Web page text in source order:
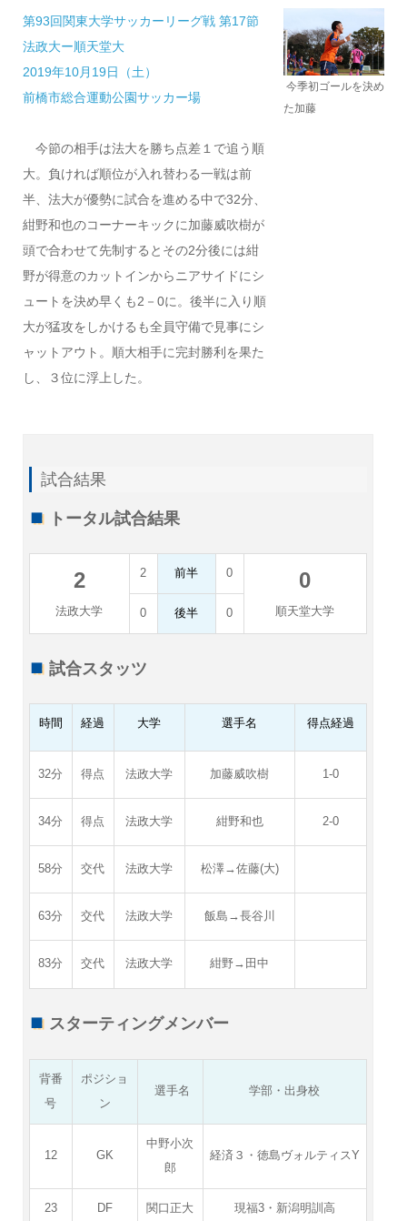
第93回関東大学サッカーリーグ戦 第17節
法政大ー順天堂大
2019年10月19日（土）
前橋市総合運動公園サッカー場
今節の相手は法大を勝ち点差１で追う順
大。負ければ順位が入れ替わる一戦は前
半、法大が優勢に試合を進める中で32分、
紺野和也のコーナーキックに加藤威吹樹が
頭で合わせて先制するとその2分後には紺
野が得意のカットインからニアサイドにシ
ュートを決め早くも2－0に。後半に入り順
大が猛攻をしかけるも全員守備で見事にシ
ャットアウト。順大相手に完封勝利を果た
し、３位に浮上した。
今季初ゴールを決め
た加藤
試合結果
トータル試合結果
2
法政大学
2 前半 0 0
順天堂大学
0 後半 0
試合スタッツ
時間 経過 大学 選手名 得点経過
32分 得点 法政大学 加藤威吹樹 1-0
34分 得点 法政大学 紺野和也 2-0
58分 交代 法政大学 松澤→佐藤(大)
63分 交代 法政大学 飯島→長谷川
83分 交代 法政大学 紺野→田中
スターティングメンバー
背番
号
ポジショ
ン
選手名 学部・出身校
12 GK
中野小次
郎
経済３・徳島ヴォルティスY
23 DF 関口正大 現福3・新潟明訓高